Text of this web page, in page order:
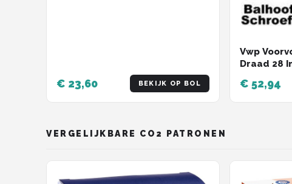
€ 23,60 BEKIJK OP BOL
Vwp
Draad 28
€ 52,94
VERGELIJKBARE CO2 PATRONEN